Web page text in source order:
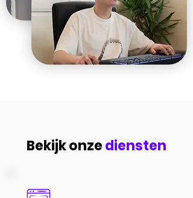
Bekijk onzediensten